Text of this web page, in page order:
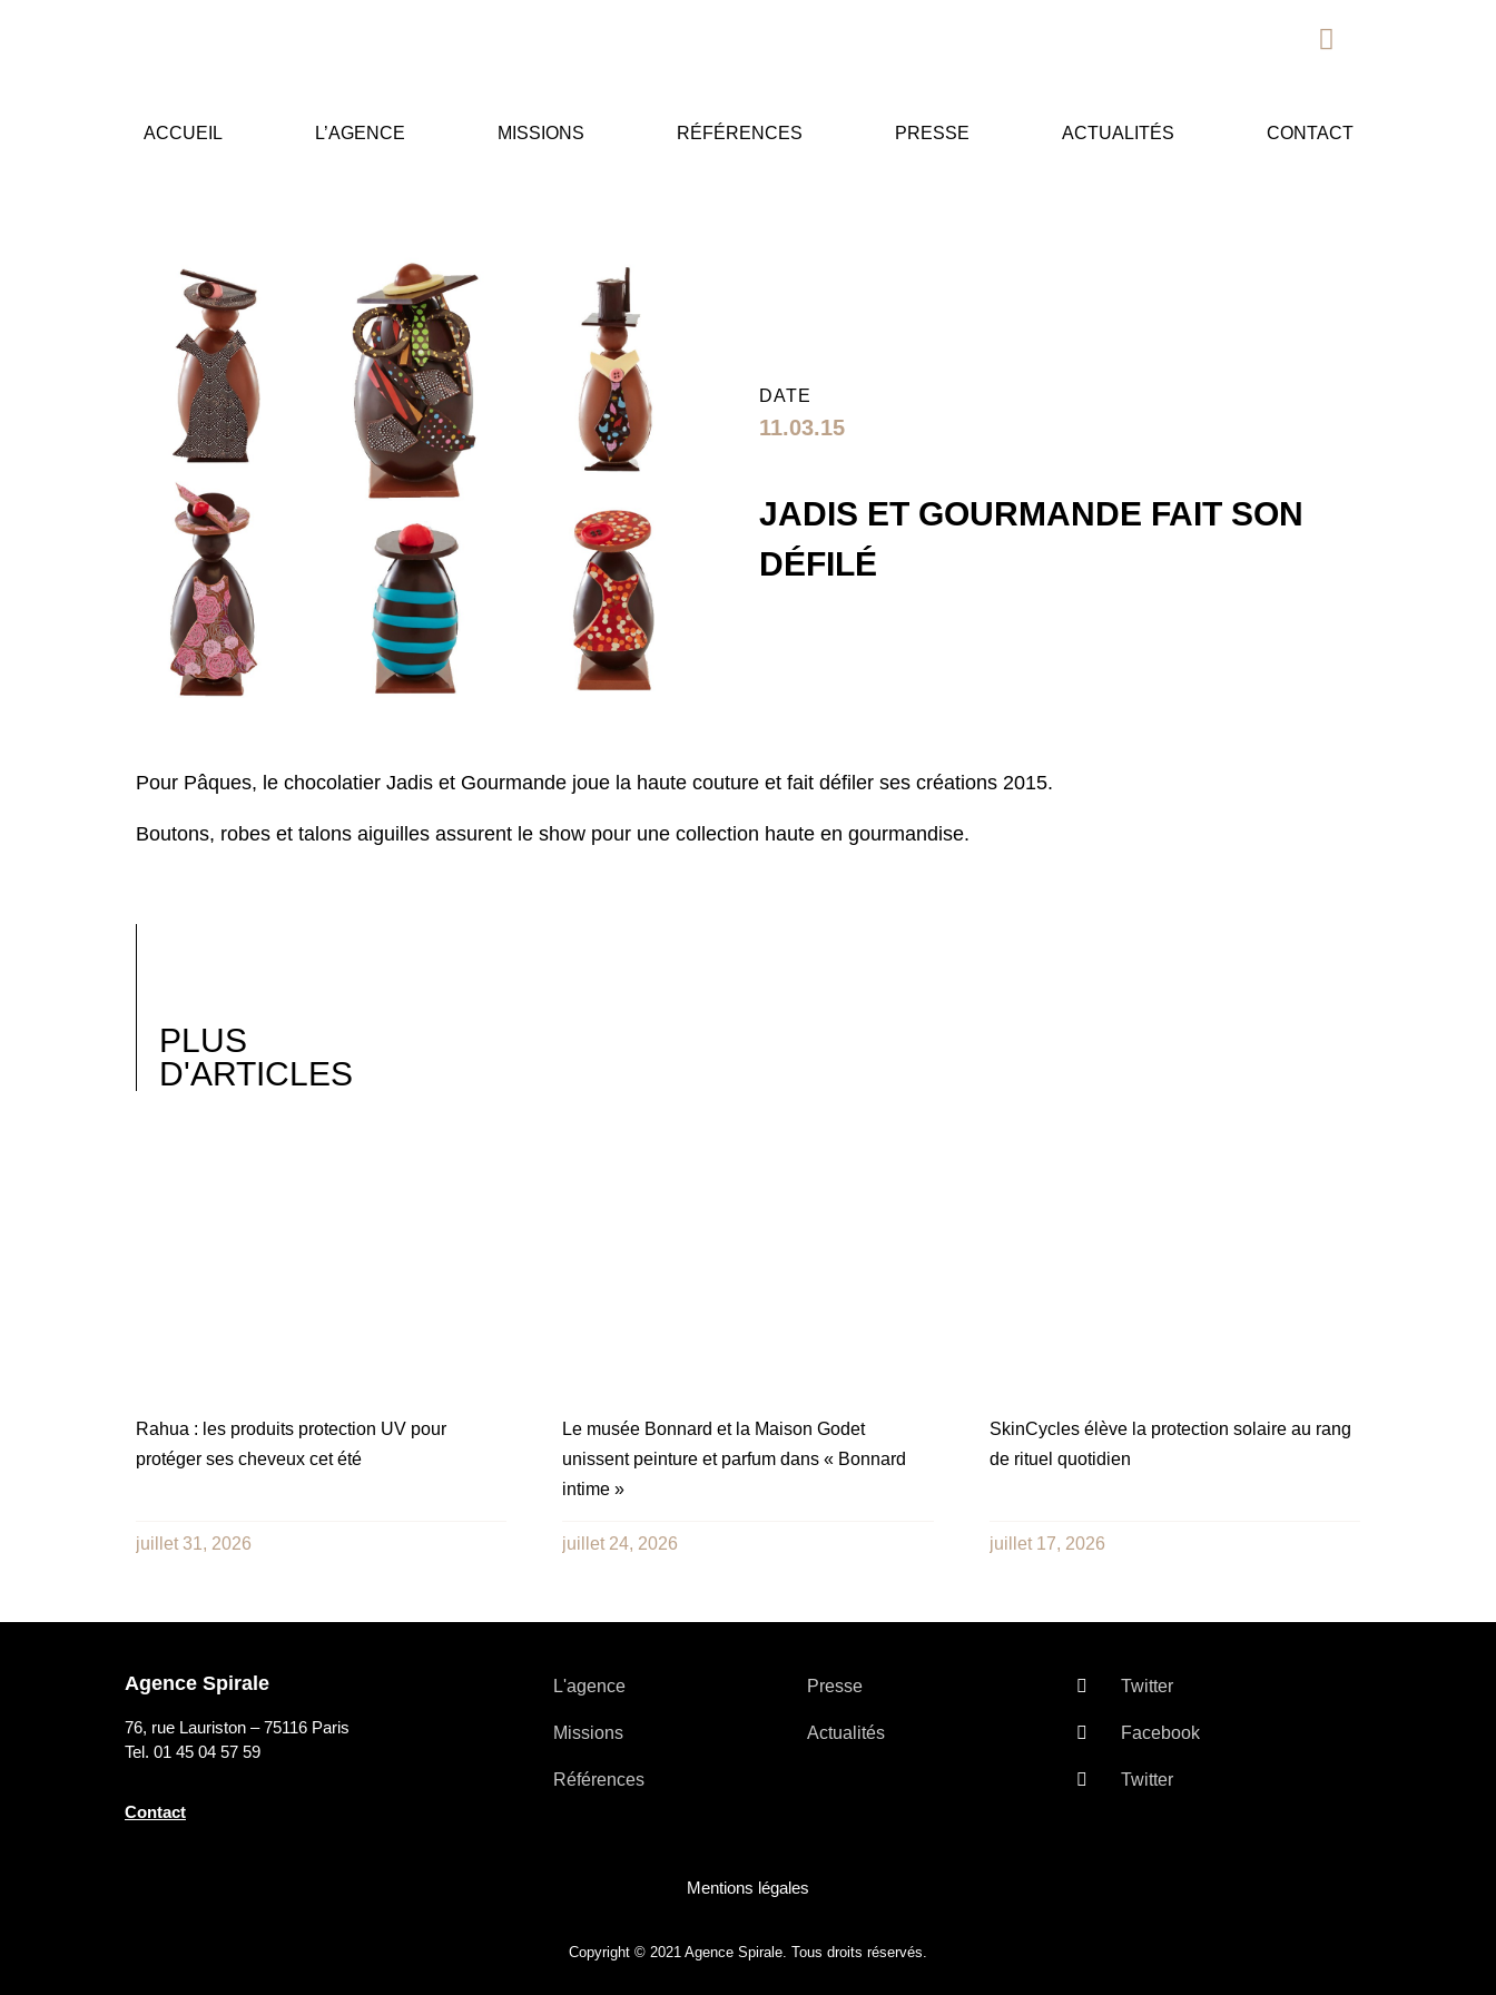
ACCUEIL L’AGENCE MISSIONS RÉFÉRENCES PRESSE ACTUALITÉS CONTACT
DATE
11.03.15
JADIS ET GOURMANDE FAIT SON
DÉFILÉ
Pour Pâques, le chocolatier Jadis et Gourmande joue la haute couture et fait défiler ses créations 2015.
Boutons, robes et talons aiguilles assurent le show pour une collection haute en gourmandise.
PLUS
D'ARTICLES
Rahua : les produits protection UV pour
protéger ses cheveux cet été
juillet 31, 2026
Le musée Bonnard et la Maison Godet
unissent peinture et parfum dans « Bonnard
intime »
juillet 24, 2026
SkinCycles élève la protection solaire au rang
de rituel quotidien
juillet 17, 2026
Agence Spirale
76, rue Lauriston – 75116 Paris
Tel. 01 45 04 57 59
Contact
L'agence
Missions
Références
Presse
Actualités
Twitter
Facebook
Twitter
Mentions légales
Copyright © 2021 Agence Spirale. Tous droits réservés.